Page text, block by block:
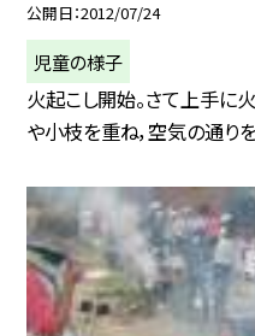
公開日 2012/07/24
児童の様子
火起こし開始。さて上手に
や小枝を重ね，空気の通り